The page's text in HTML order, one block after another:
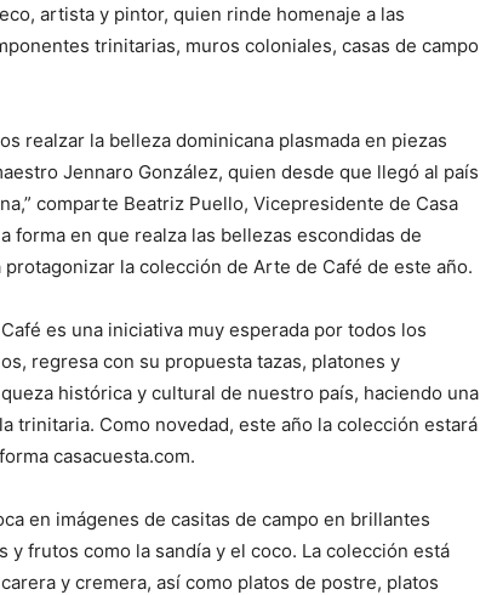
artista y pintor, quien rinde homenaje a las
trinitarias, muros coloniales, casas de campo
realzar la belleza dominicana plasmada en piezas
Jennaro González, quien desde que llegó al país
comparte Beatriz Puello, Vicepresidente de Casa
forma en que realza las bellezas escondidas de
la colección de Arte de Café de este año.
es una iniciativa muy esperada por todos los
regresa con su propuesta tazas, platones y
histórica y cultural de nuestro país, haciendo una
trinitaria. Como novedad, este año la colección estará
casacuesta.com.
en imágenes de casitas de campo en brillantes
frutos como la sandía y el coco. La colección está
y cremera, así como platos de postre, platos